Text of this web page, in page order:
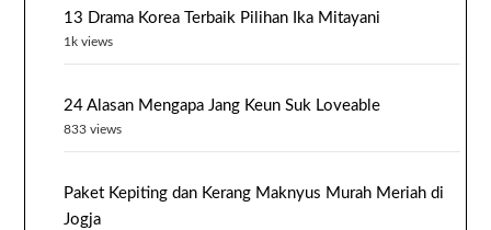
13 Drama Korea Terbaik Pilihan Ika Mitayani
1k views
24 Alasan Mengapa Jang Keun Suk Loveable
833 views
Paket Kepiting dan Kerang Maknyus Murah Meriah di
Jogja